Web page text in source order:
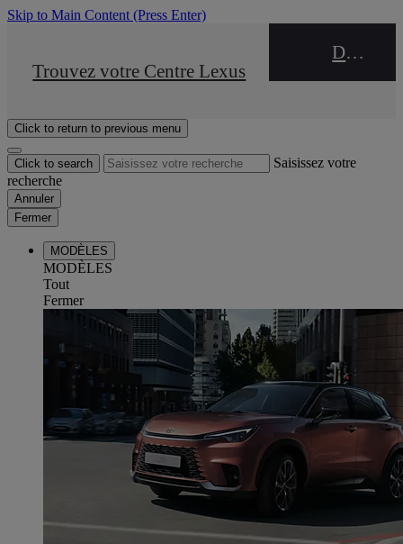
Skip to Main Content (Press Enter)
STOP DRIVE Takata
Trouvez votre Centre Lexus
DEALER NAME
Click to return to previous menu
Click to search
Saisissez votre
recherche
Annuler
Fermer
MODÈLES
MODÈLES
Tout
Fermer